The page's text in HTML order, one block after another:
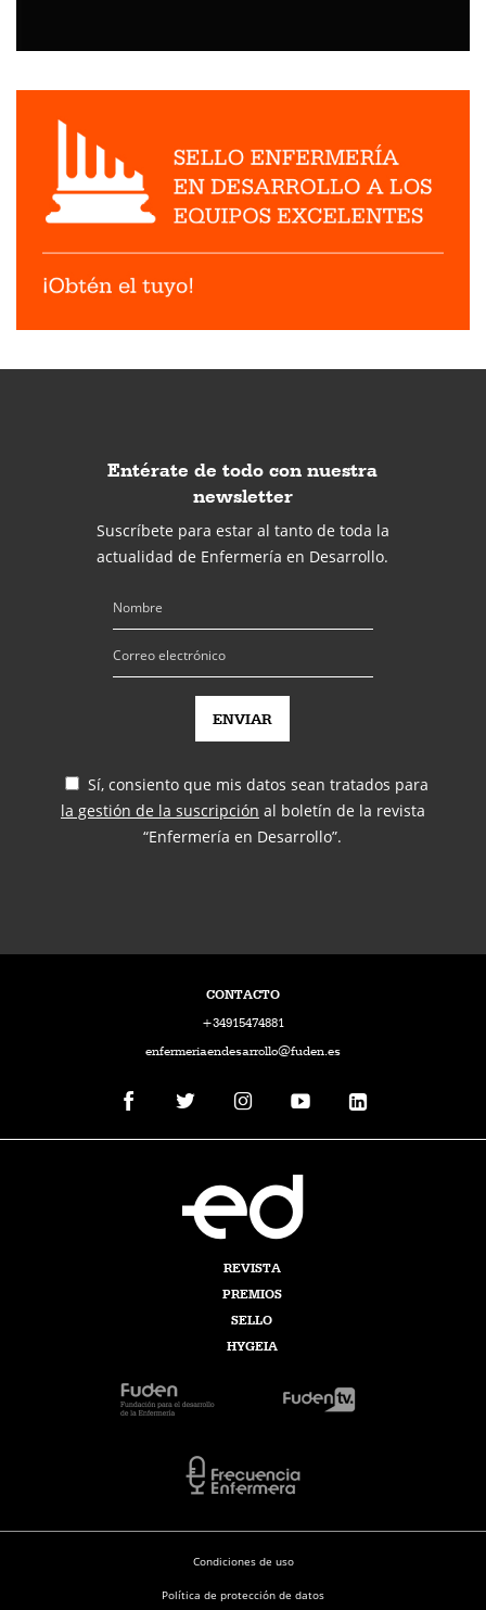
Entérate de todo con nuestra
newsletter
Suscríbete para estar al tanto de toda la
actualidad de Enfermería en Desarrollo.
Sí, consiento que mis datos sean tratados para
la gestión de la suscripción al boletín de la revista
“Enfermería en Desarrollo”.
CONTACTO
+34915474881
enfermeriaendesarrollo@fuden.es
REVISTA
PREMIOS
SELLO
HYGEIA
Condiciones de uso
Política de protección de datos